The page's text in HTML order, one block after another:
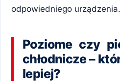
odpowiedniego urządzenia.
Poziome czy
chłodnicze –
lepiej?